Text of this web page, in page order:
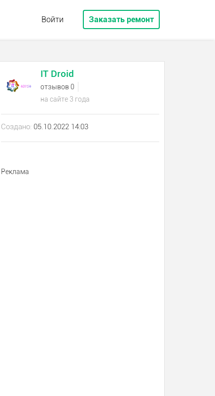
Войти Заказать ремонт
IT Droid
отзывов 0
на сайте 3 года
Создано: 05.10.2022 14:03
Реклама